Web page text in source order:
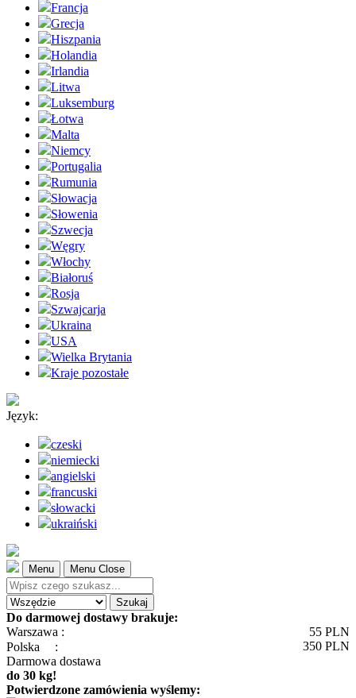
Francja
Grecja
Hiszpania
Holandia
Irlandia
Litwa
Luksemburg
Łotwa
Malta
Niemcy
Portugalia
Rumunia
Słowacja
Słowenia
Szwecja
Węgry
Włochy
Białoruś
Rosja
Szwajcarja
Ukraina
USA
Wielka Brytania
Kraje pozostałe
Język:
czeski
niemiecki
angielski
francuski
słowacki
ukraiński
Menu Menu Close
Szukaj
Do darmowej dostawy brakuje:
Warszawa :
55 PLN
Polska
: 350 PLN
Darmowa dostawa
do 30 kg!
Potwierdzone zamówienia wyślemy: